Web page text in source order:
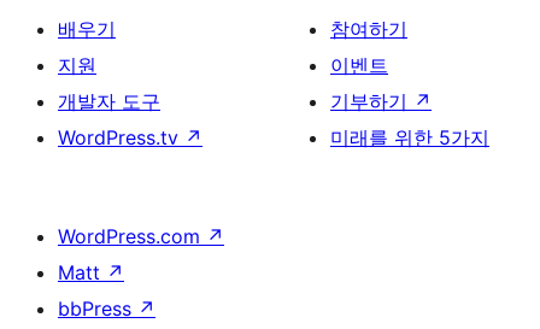
배우기
지원
개발자 도구
WordPress.tv ↗
참여하기
이벤트
기부하기 ↗
미래를 위한 5가지
WordPress.com ↗
Matt ↗
bbPress ↗